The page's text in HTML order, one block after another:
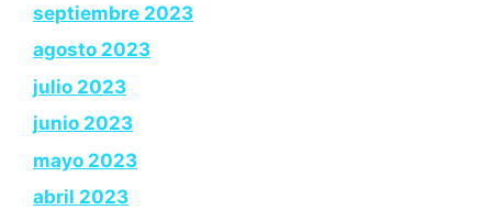
septiembre 2023
agosto 2023
julio 2023
junio 2023
mayo 2023
abril 2023